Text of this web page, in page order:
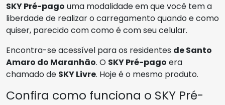
SKY Pré-pago uma modalidade em que você tem a
liberdade de realizar o carregamento quando e como
quiser, parecido com como é com seu celular.
Encontra-se acessível para os residentes de Santo
Amaro do Maranhão. O SKY Pré-pago era
chamado de SKY Livre. Hoje é o mesmo produto.
Confira como funciona o SKY Pré-